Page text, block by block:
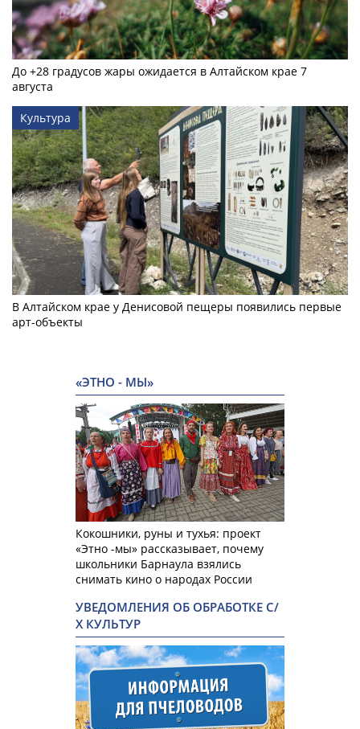
До +28 градусов жары ожидается в Алтайском крае 7
августа
Культура
В Алтайском крае у Денисовой пещеры появились первые
арт-объекты
«ЭТНО - МЫ»
Кокошники, руны и тухья: проект
«Этно -мы» рассказывает, почему
школьники Барнаула взялись
снимать кино о народах России
УВЕДОМЛЕНИЯ ОБ ОБРАБОТКЕ С/
Х КУЛЬТУР